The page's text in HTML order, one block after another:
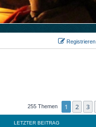
Registrieren
255 Themen 1 2 3
LETZTER BEITRAG